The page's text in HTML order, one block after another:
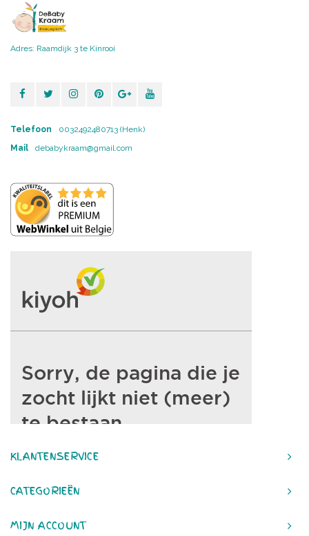
Adres: Raamdijk 3 te Kinrooi
Telefoon
0032492480713 (Henk)
Mail
debabykraam@gmail.com
KLANTENSERVICE
CATEGORIEËN
MIJN ACCOUNT